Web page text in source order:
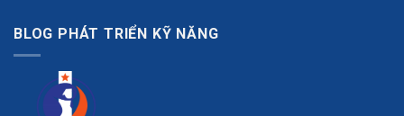
BLOG PHÁT TRIỂN KỸ NĂNG